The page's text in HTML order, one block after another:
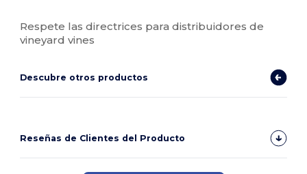
Respete las directrices para distribuidores de
vineyard vines
Descubre otros productos
Reseñas de Clientes del Producto